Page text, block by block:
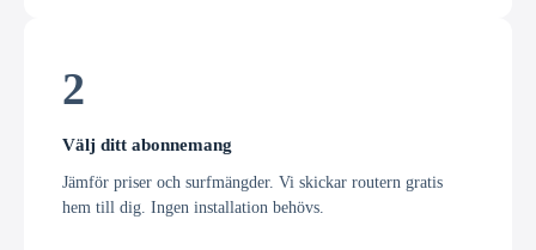
2
Välj ditt abonnemang
Jämför priser och surfmängder. Vi skickar routern gratis
hem till dig. Ingen installation behövs.